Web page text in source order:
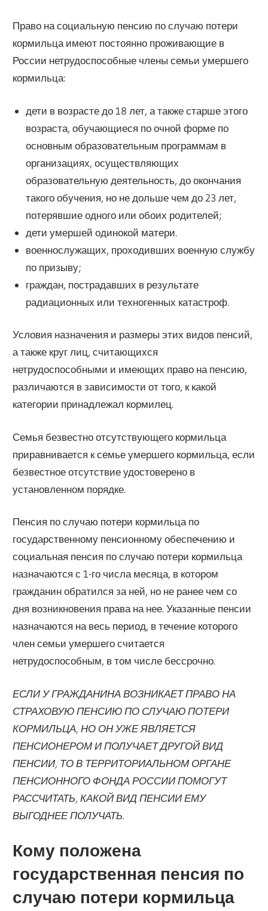
Право на социальную пенсию по случаю потери
кормильца имеют постоянно проживающие в
России нетрудоспособные члены семьи умершего
кормильца:
дети в возрасте до 18 лет, а также старше этого
возраста, обучающиеся по очной форме по
основным образовательным программам в
организациях, осуществляющих
образовательную деятельность, до окончания
такого обучения, но не дольше чем до 23 лет,
потерявшие одного или обоих родителей;
дети умершей одинокой матери.
военнослужащих, проходивших военную службу
по призыву;
граждан, пострадавших в результате
радиационных или техногенных катастроф.
Условия назначения и размеры этих видов пенсий,
а также круг лиц, считающихся
нетрудоспособными и имеющих право на пенсию,
различаются в зависимости от того, к какой
категории принадлежал кормилец.
Семья безвестно отсутствующего кормильца
приравнивается к семье умершего кормильца, если
безвестное отсутствие удостоверено в
установленном порядке.
Пенсия по случаю потери кормильца по
государственному пенсионному обеспечению и
социальная пенсия по случаю потери кормильца
назначаются с 1-го числа месяца, в котором
гражданин обратился за ней, но не ранее чем со
дня возникновения права на нее. Указанные пенсии
назначаются на весь период, в течение которого
член семьи умершего считается
нетрудоспособным, в том числе бессрочно.
ЕСЛИ У ГРАЖДАНИНА ВОЗНИКАЕТ ПРАВО НА
СТРАХОВУЮ ПЕНСИЮ ПО СЛУЧАЮ ПОТЕРИ
КОРМИЛЬЦА, НО ОН УЖЕ ЯВЛЯЕТСЯ
ПЕНСИОНЕРОМ И ПОЛУЧАЕТ ДРУГОЙ ВИД
ПЕНСИИ, ТО В ТЕРРИТОРИАЛЬНОМ ОРГАНЕ
ПЕНСИОННОГО ФОНДА РОССИИ ПОМОГУТ
РАССЧИТАТЬ, КАКОЙ ВИД ПЕНСИИ ЕМУ
ВЫГОДНЕЕ ПОЛУЧАТЬ.
Кому положена
государственная пенсия по
случаю потери кормильца